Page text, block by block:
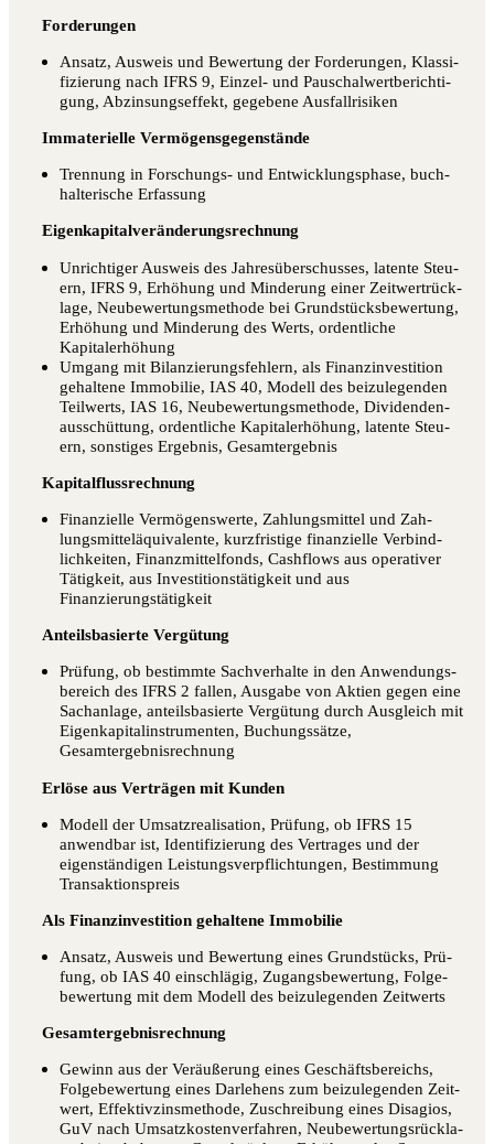
For­de­run­gen
Ansatz, Aus­weis und Bewer­tung der For­de­run­gen, Klas­si­
fi­zie­rung nach IFRS 9, Ein­zel- und Pau­schal­wert­be­rich­ti­
gung, Abzin­sungs­ef­fekt, gege­be­ne Ausfallrisiken
Imma­te­ri­el­le Vermögensgegenstände
Tren­nung in For­schungs- und Ent­wick­lungs­pha­se, buch­
hal­te­ri­sche Erfassung
Eigen­ka­pi­tal­ver­än­de­rungs­rech­nung
Unrich­ti­ger Aus­weis des Jah­res­über­schus­ses, laten­te Steu­
ern, IFRS 9, Erhö­hung und Min­de­rung einer Zeit­wert­rück­
la­ge, Neu­be­wer­tungs­me­tho­de bei Grund­stücks­be­wer­tung,
Erhö­hung und Min­de­rung des Werts, ordent­li­che
Kapitalerhöhung
Umgang mit Bilan­zie­rungs­feh­lern, als Finanz­in­ves­ti­ti­on
gehal­te­ne Immo­bi­lie, IAS 40, Modell des bei­zu­le­gen­den
Teil­werts, IAS 16, Neu­be­wer­tungs­me­tho­de, Divi­den­den­
aus­schüt­tung, ordent­li­che Kapi­tal­erhö­hung, laten­te Steu­
ern, sons­ti­ges Ergeb­nis, Gesamtergebnis
Kapi­tal­fluss­rech­nung
Finan­zi­el­le Ver­mö­gens­wer­te, Zah­lungs­mit­tel und Zah­
lungs­mit­tel­äqui­va­len­te, kurz­fris­ti­ge finan­zi­el­le Ver­bind­
lich­kei­ten, Finanz­mit­tel­fonds, Cash­flows aus ope­ra­ti­ver
Tätig­keit, aus Inves­ti­ti­ons­tä­tig­keit und aus
Finanzierungstätigkeit
Anteils­ba­sier­te Vergütung
Prü­fung, ob bestimm­te Sach­ver­hal­te in den Anwen­dungs­
be­reich des IFRS 2 fal­len, Aus­ga­be von Akti­en gegen eine
Sach­an­la­ge, anteils­ba­sier­te Ver­gü­tung durch Aus­gleich mit
Eigen­ka­pi­tal­in­stru­men­ten, Buchungs­sät­ze,
Gesamtergebnisrechnung
Erlö­se aus Ver­trä­gen mit Kunden
Modell der Umsatz­rea­li­sa­ti­on, Prü­fung, ob IFRS 15
anwend­bar ist, Iden­ti­fi­zie­rung des Ver­tra­ges und der
eigen­stän­di­gen Leis­tungs­ver­pflich­tun­gen, Bestim­mung
Transaktionspreis
Als Finanz­in­ves­ti­ti­on gehal­te­ne Immobilie
Ansatz, Aus­weis und Bewer­tung eines Grund­stücks, Prü­
fung, ob IAS 40 ein­schlä­gig, Zugangs­be­wer­tung, Fol­ge­
be­wer­tung mit dem Modell des bei­zu­le­gen­den Zeitwerts
Gesamt­ergeb­nis­rech­nung
Gewinn aus der Ver­äu­ße­rung eines Geschäfts­be­reichs,
Fol­ge­be­wer­tung eines Dar­le­hens zum bei­zu­le­gen­den Zeit­
wert, Effek­tiv­zins­me­tho­de, Zuschrei­bung eines Dis­agios,
GuV nach Umsatz­kos­ten­ver­fah­ren, Neu­be­wer­tungs­rück­la­